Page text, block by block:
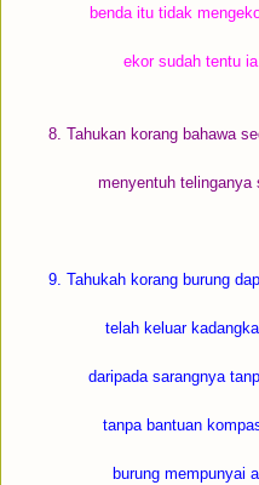
benda itu tidak
ekor sudah tentu
8. Tahukan korang bahawa
menyentuh telinganya
9. Tahukah korang burung
telah keluar
daripada sarangnya
tanpa bantuan
burung mempunyai